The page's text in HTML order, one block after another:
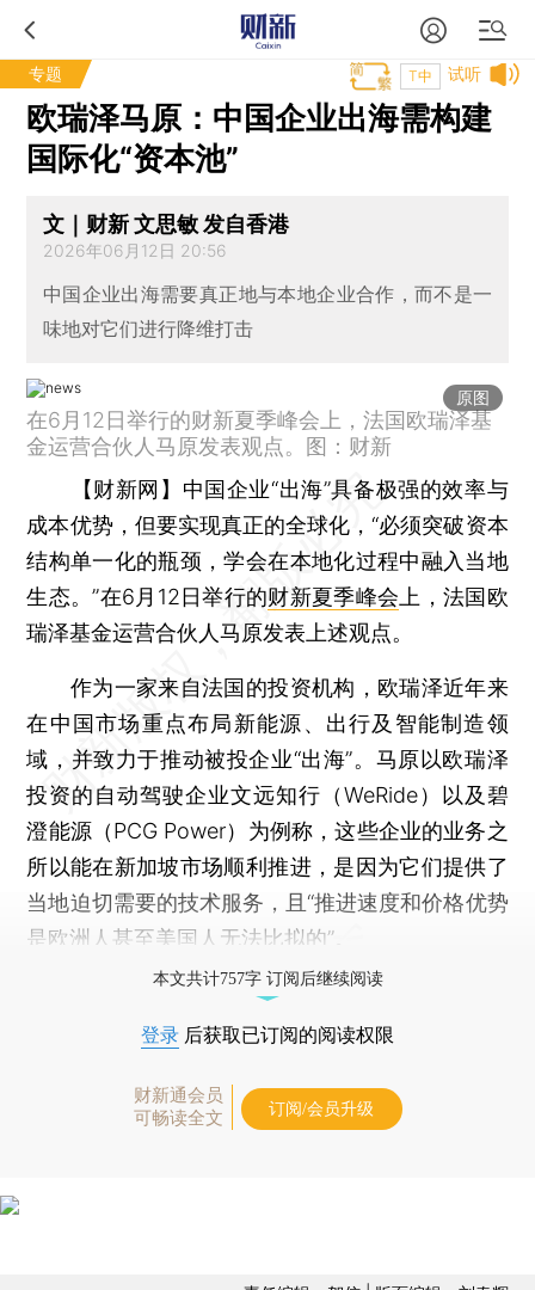
专题 试听
T中
欧瑞泽马原：中国企业出海需构建
国际化“资本池”
文｜财新 文思敏 发自香港
2026年06月12日 20:56
中国企业出海需要真正地与本地企业合作，而不是一
味地对它们进行降维打击
原图
在6月12日举行的财新夏季峰会上，法国欧瑞泽基
金运营合伙人马原发表观点。图：财新
【财新网】 中国企业“出海”具备极强的效率与
成本优势，但要实现真正的全球化，“必须突破资本
结构单一化的瓶颈，学会在本地化过程中融入当地
生态。”在6月12日举行的财新夏季峰会 上，法国欧
瑞泽基金运营合伙人马原发表上述观点。
作为一家来自法国的投资机构，欧瑞泽近年来
在中国市场重点布局新能源、出行及智能制造领
域，并致力于推动被投企业“出海”。马原以欧瑞泽
投资的自动驾驶企业文远知行（WeRide）以及碧
澄能源（PCG Power）为例称，这些企业的业务之
所以能在新加坡市场顺利推进，是因为它们提供了
当地迫切需要的技术服务，且“推进速度和价格优势
是欧洲人甚至美国人无法比拟的”。
本文共计757字 订阅后继续阅读
登录 后获取已订阅的阅读权限
财新通会员
可畅读全文
订阅/会员升级